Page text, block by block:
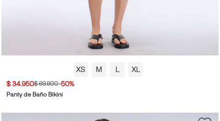
XS M L XL
$ 34.950$ 69.900-50%
Panty de Baño Bikini